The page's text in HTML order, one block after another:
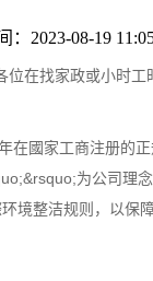
：2023-08-19
位在找家政或小时
在國家工商注册的
为公司理
境整洁规则，以保